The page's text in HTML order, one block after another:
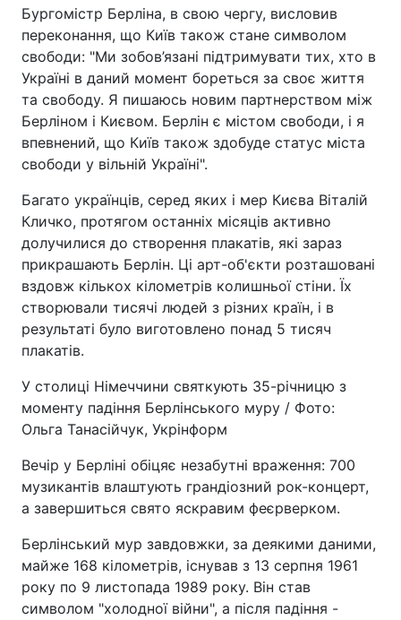
Бургомістр Берліна, в свою чергу, висловив
переконання, що Київ також стане символом
свободи: "Ми зобов’язані підтримувати тих, хто в
Україні в даний момент бореться за своє життя
та свободу. Я пишаюсь новим партнерством між
Берліном і Києвом. Берлін є містом свободи, і я
впевнений, що Київ також здобуде статус міста
свободи у вільній Україні".
Багато українців, серед яких і мер Києва Віталій
Кличко, протягом останніх місяців активно
долучилися до створення плакатів, які зараз
прикрашають Берлін. Ці арт-об'єкти розташовані
вздовж кількох кілометрів колишньої стіни. Їх
створювали тисячі людей з різних країн, і в
результаті було виготовлено понад 5 тисяч
плакатів.
У столиці Німеччини святкують 35-річницю з
моменту падіння Берлінського муру / Фото:
Ольга Танасійчук, Укрінформ
Вечір у Берліні обіцяє незабутні враження: 700
музикантів влаштують грандіозний рок-концерт,
а завершиться свято яскравим феєрверком.
Берлінський мур завдовжки, за деякими даними,
майже 168 кілометрів, існував з 13 серпня 1961
року по 9 листопада 1989 року. Він став
символом "холодної війни", а після падіння -